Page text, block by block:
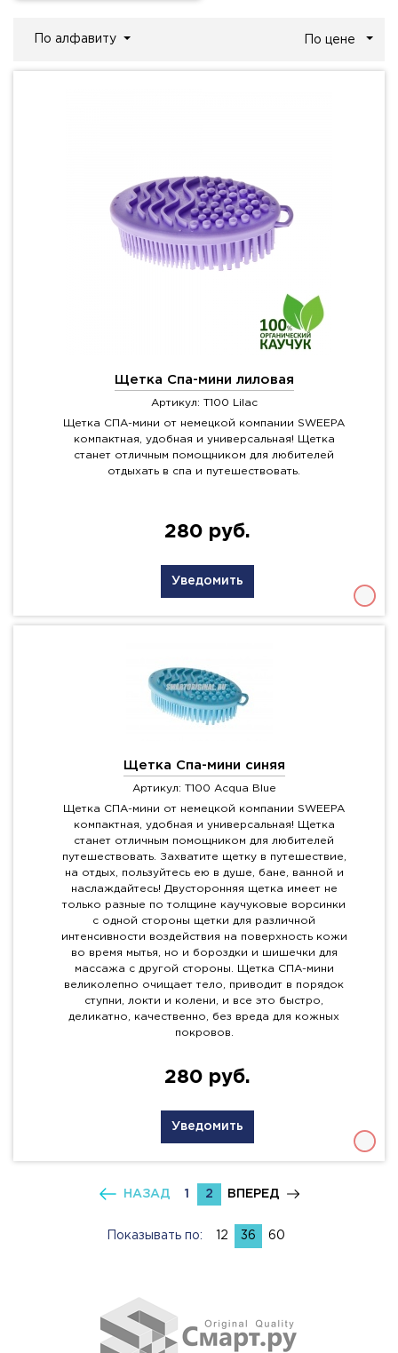
По алфавиту По цене
Щетка Спа-мини лиловая
Артикул: T100 Lilac
Щетка СПА-мини от немецкой компании SWEEPA
компактная, удобная и универсальная! Щетка
станет отличным помощником для любителей
отдыхать в спа и путешествовать.
280 руб.
Уведомить
Щетка Спа-мини синяя
Артикул: T100 Acqua Blue
Щетка СПА-мини от немецкой компании SWEEPA
компактная, удобная и универсальная! Щетка
станет отличным помощником для любителей
путешествовать. Захватите щетку в путешествие,
на отдых, пользуйтесь ею в душе, бане, ванной и
наслаждайтесь! Двусторонняя щетка имеет не
только разные по толщине каучуковые ворсинки
с одной стороны щетки для различной
интенсивности воздействия на поверхность кожи
во время мытья, но и бороздки и шишечки для
массажа с другой стороны. Щетка СПА-мини
великолепно очищает тело, приводит в порядок
ступни, локти и колени, и все это быстро,
деликатно, качественно, без вреда для кожных
покровов.
280 руб.
Уведомить
НАЗАД 1 2 ВПЕРЕД
Показывать по: 12 36 60